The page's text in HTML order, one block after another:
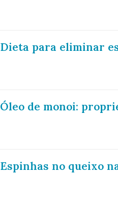
Dieta para eliminar
Óleo de monoi:
Espinhas no queixo